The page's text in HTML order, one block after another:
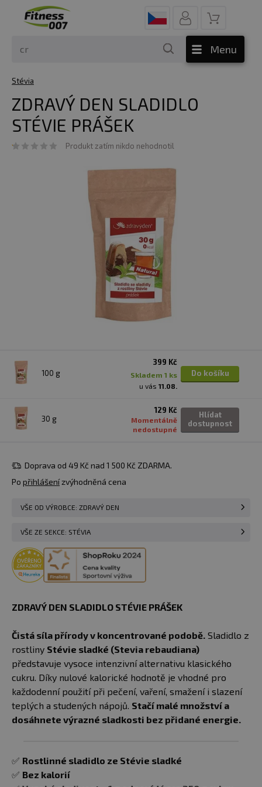
Menu
Stévia
ZDRAVÝ DEN SLADIDLO
STÉVIE PRÁŠEK
Produkt zatím nikdo nehodnotil
100 g
399 Kč
skladem 1 ks
u vás 11.08.
Do košíku
30 g
129 Kč
Momentálně
nedostupné
Hlídat
dostupnost
Doprava od 49 Kč nad 1 500 Kč ZDARMA.
Po přihlášenízvýhodněná cena
VŠE OD VÝROBCE: ZDRAVÝ DEN
VŠE ZE SEKCE: STÉVIA
ZDRAVÝ DEN SLADIDLO STÉVIE PRÁŠEK
Čistá síla přírody v koncentrované podobě. Sladidlo z
rostliny Stévie sladké (Stevia rebaudiana)
představuje vysoce intenzivní alternativu klasického
cukru. Díky nulové kalorické hodnotě je vhodné pro
každodenní použití při pečení, vaření, smažení i slazení
teplých a studených nápojů. Stačí malé množství a
dosáhnete výrazné sladkosti bez přidané energie.
✅ Rostlinné sladidlo ze Stévie sladké
✅ Bez kalorií